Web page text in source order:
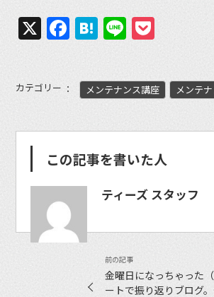
X Facebook
Hatena
Line
カテゴリー メンテナンス講座 メンテ
この記事を書いた人
ティーズ スタッフ
金曜日になっちゃった
ートで振り返りブログ